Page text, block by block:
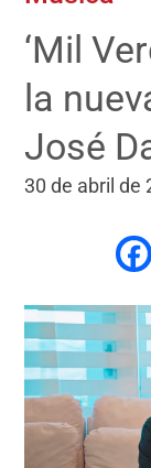
‘Mil
la
José
30 de abril de